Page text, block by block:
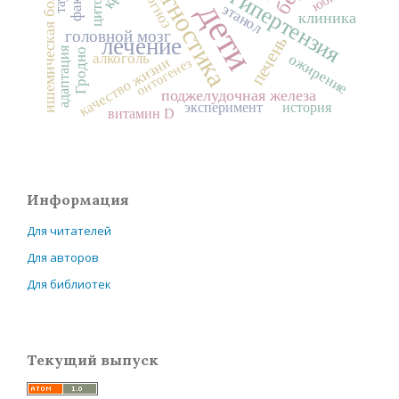
дети
лечение печень
головной мозг
клиника
поджелудочная железа
качество жизни
алкоголь
этанол
Гродно ожирение
эксперимент история
онтогенез
адаптация
витамин D
Информация
Для читателей
Для авторов
Для библиотек
Текущий выпуск